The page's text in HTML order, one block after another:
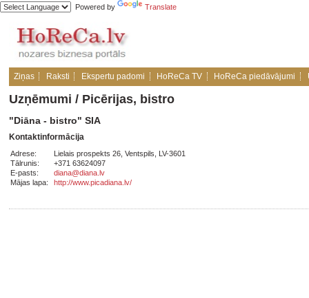
Powered by Translate
Ziņas Raksti Ekspertu padomi HoReCa TV HoReCa piedāvājumi
Uzņēmumi / Picērijas, bistro
"Diāna - bistro" SIA
Kontaktinformācija
Adrese:
Lielais prospekts 26, Ventspils, LV-3601
Tālrunis:
+371 63624097
E-pasts:
diana@diana.lv
Mājas lapa:
http://www.picadiana.lv/